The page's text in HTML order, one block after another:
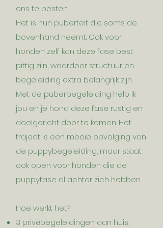
ons te pesten.
Het is hun puberteit die soms de
bovenhand neemt. Ook voor
honden zelf kan deze fase best
pittig zijn, waardoor structuur en
begeleiding extra belangrijk zijn.
Met de puberbegeleiding help ik
jou en je hond deze fase rustig en
doelgericht door te komen. Het
traject is een mooie opvolging van
de puppybegeleiding, maar staat
ook open voor honden die de
puppyfase al achter zich hebben.
Hoe werkt het?
3 privébegeleidingen aan huis,